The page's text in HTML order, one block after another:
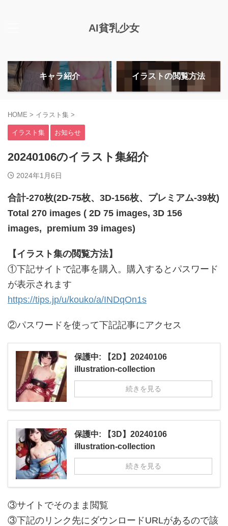
AI貧乳少女
キャラ紹介 イラストの閲覧方法
HOME > イラスト集 >
イラスト集 お知らせ
20240106のイラスト集紹介
2024年1月6日
合計-270枚(2D-75枚、3D-156枚、プレミアム-39枚)
Total 270 images ( 2D 75 images, 3D 156
images, premium 39 images)
【イラスト集の閲覧方法】
①下記サイトで記事を購入。購入するとパスワード
が表示されます
https://tips.jp/u/kouko/a/INDqOn1s
②パスワードを使って下記記事にアクセス
保護中: 【2D】20240106
illustration-collection
続きを見る
保護中: 【3D】20240106
illustration-collection
続きを見る
③サイトでそのまま閲覧
③下記のリンク先にダウンロードURLがあるので該